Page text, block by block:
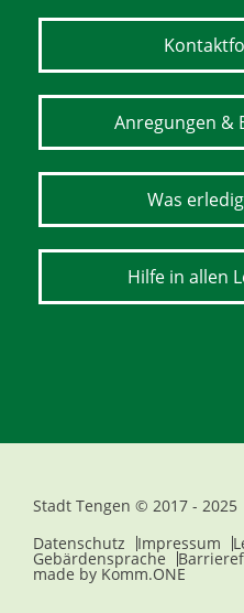
Anregungen &
Was
Hilfe in allen
Stadt Tengen © 2017 - 2025
Datenschutz
Impressum
Gebärdensprache
made by Komm.ONE